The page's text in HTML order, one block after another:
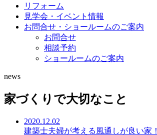
リフォーム
見学会・イベント情報
お問合せ・ショールームのご案内
お問合せ
相談予約
ショールームのご案内
news
家づくりで大切なこと
2020.12.02
建築士夫婦が考える風通しが良い家！